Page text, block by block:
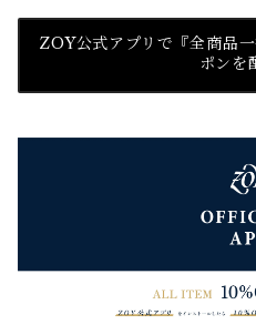
ZOY公式アプリで『全商品
ポンを